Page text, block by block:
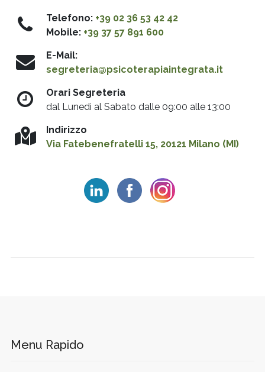
Telefono: +39 02 36 53 42 42
Mobile: +39 37 57 891 600
E-Mail:
segreteria@psicoterapiaintegrata.it
Orari Segreteria
dal Lunedì al Sabato dalle 09:00 alle 13:00
Indirizzo
Via Fatebenefratelli 15, 20121 Milano (MI)
Menu Rapido